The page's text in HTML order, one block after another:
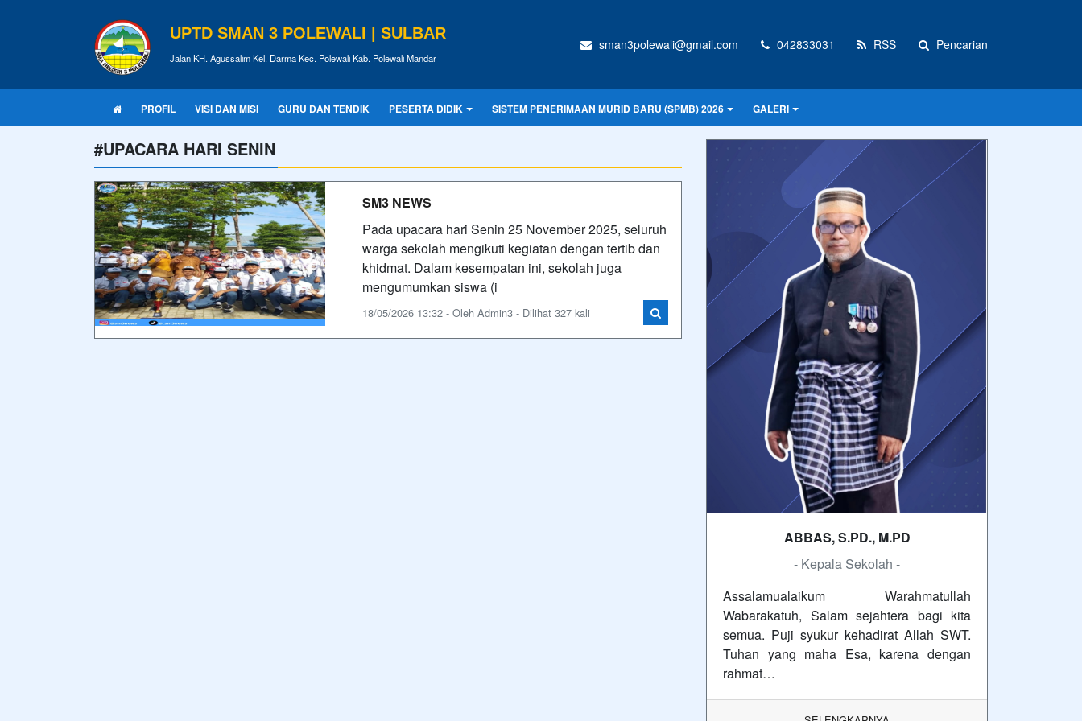
UPTD SMAN 3 POLEWALI | SULBAR
Jalan KH. Agussalim Kel. Darma Kec. Polewali Kab. Polewali Mandar
sman3polewali@gmail.com 042833031 RSS Pencarian
PROFIL VISI DAN MISI GURU DAN TENDIK PESERTA DIDIK SISTEM PENERIMAAN MURID BARU (SPMB) 2026 GALERI
#UPACARA HARI SENIN
SM3 NEWS
Pada upacara hari Senin 25 November 2025, seluruh
warga sekolah mengikuti kegiatan dengan tertib dan
khidmat. Dalam kesempatan ini, sekolah juga
mengumumkan siswa (i
18/05/2026 13:32 - Oleh Admin3 - Dilihat 327 kali
ABBAS, S.PD., M.PD
- Kepala Sekolah -
Assalamualaikum Warahmatullah
Wabarakatuh, Salam sejahtera bagi kita
semua. Puji syukur kehadirat Allah SWT.
Tuhan yang maha Esa, karena dengan
rahmat…